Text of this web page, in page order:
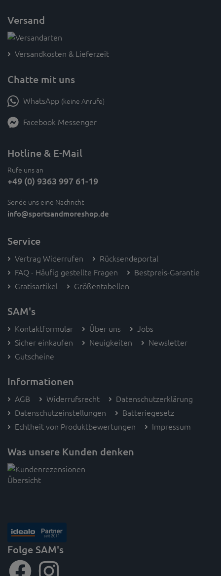
Versand
Versandkosten & Lieferzeit
Chatte mit uns
WhatsApp (keine Anrufe)
Facebook Messenger
Hotline & E-Mail
Rufe uns an
+49 (0) 9363 997 61-19
Sende uns eine Nachricht
info@sportsandmoreshop.de
Service
Vertrag Widerrufen
Rücksendeportal
FAQ - Häufig gestellte Fragen
Bestpreis-Garantie
Gratisartikel
Größentabellen
SAM's
Kontaktformular Über uns
Jobs
Sicher einkaufen
Neuigkeiten
Newsletter
Gutscheine
Informationen
AGB Widerrufsrecht
Datenschutzerklärung
Datenschutzeinstellungen
Batteriegesetz
Echtheit von Produktbewertungen
Impressum
Was unsere Kunden denken
Folge SAM's